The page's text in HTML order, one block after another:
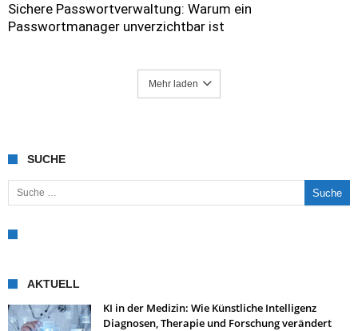
Sichere Passwortverwaltung: Warum ein
Passwortmanager unverzichtbar ist
Mehr laden
SUCHE
Suche nach:
AKTUELL
KI in der Medizin: Wie Künstliche Intelligenz
Diagnosen, Therapie und Forschung verändert